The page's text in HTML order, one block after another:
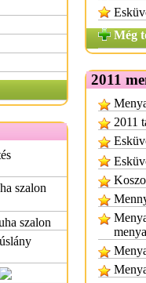
szalon
szalon
Még
2011
2011